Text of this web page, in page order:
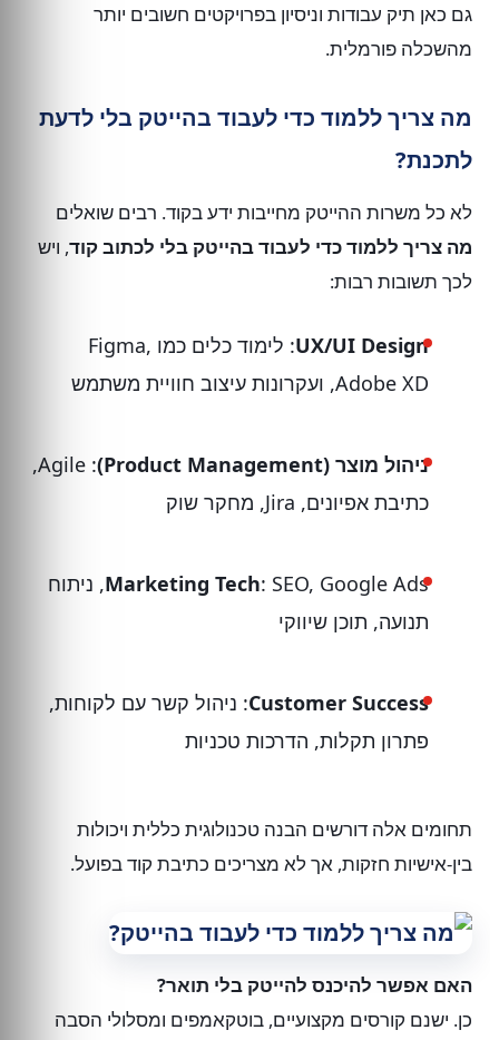
גם כאן תיק עבודות וניסיון בפרויקטים חשובים יותר
מהשכלה פורמלית.
מה צריך ללמוד כדי לעבוד בהייטק בלי לדעת
לתכנת?
לא כל משרות ההייטק מחייבות ידע בקוד. רבים שואלים
מה צריך ללמוד כדי לעבוד בהייטק בלי לכתוב קוד, ויש
לכך תשובות רבות:
UX/UI Design
: לימוד כלים כמו Figma,
Adobe XD, ועקרונות עיצוב חוויית משתמש
ניהול מוצר (Product Management)
: Agile,
כתיבת אפיונים, Jira, מחקר שוק
Marketing Tech: SEO, Google Ads, ניתוח
תנועה, תוכן שיווקי
Customer Success: ניהול קשר עם לקוחות,
פתרון תקלות, הדרכות טכניות
תחומים אלה דורשים הבנה טכנולוגית כללית ויכולות
בין-אישיות חזקות, אך לא מצריכים כתיבת קוד בפועל.
האם אפשר להיכנס להייטק בלי תואר?
כן. ישנם קורסים מקצועיים, בוטקאמפים ומסלולי הסבה